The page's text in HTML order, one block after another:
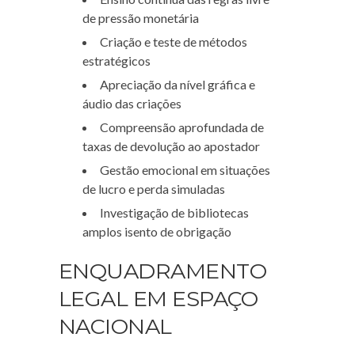
de pressão monetária
Criação e teste de métodos
estratégicos
Apreciação da nível gráfica e
áudio das criações
Compreensão aprofundada de
taxas de devolução ao apostador
Gestão emocional em situações
de lucro e perda simuladas
Investigação de bibliotecas
amplos isento de obrigação
ENQUADRAMENTO
LEGAL EM ESPAÇO
NACIONAL